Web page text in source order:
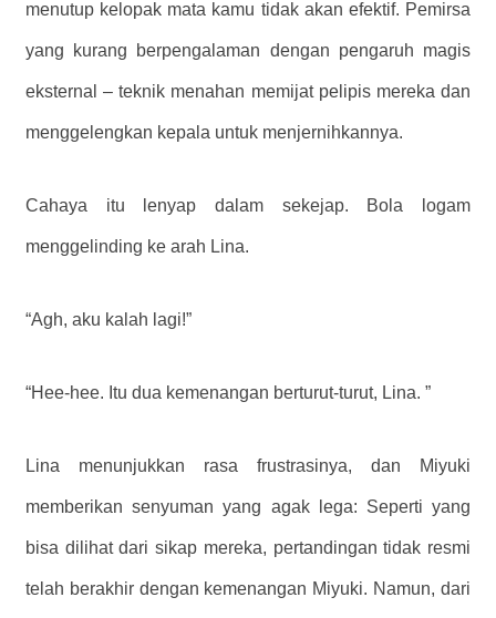
menutup kelopak mata kamu tidak akan efektif. Pemirsa
yang kurang berpengalaman dengan pengaruh magis
eksternal – teknik menahan memijat pelipis mereka dan
menggelengkan kepala untuk menjernihkannya.
Cahaya itu lenyap dalam sekejap. Bola logam
menggelinding ke arah Lina.
“Agh, aku kalah lagi!”
“Hee-hee. Itu dua kemenangan berturut-turut, Lina. ”
Lina menunjukkan rasa frustrasinya, dan Miyuki
memberikan senyuman yang agak lega: Seperti yang
bisa dilihat dari sikap mereka, pertandingan tidak resmi
telah berakhir dengan kemenangan Miyuki. Namun, dari